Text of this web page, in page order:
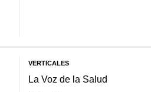
VERTICALES
La Voz de la Salud